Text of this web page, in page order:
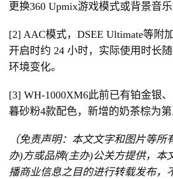
更换360 Upmix游戏模式或背景音乐
[2] AAC模式，DSEE Ultimate等附
开启时约 24 小时，实际使用时长
环境变化。
[3] WH-1000XM6此前已有铂金银、
暮砂粉4款配色，新增的奶茶棕为第
（免责声明：本文文字和图片等所
办)方或品牌(主办)公关方提供，本
播商业信息之目的进行转载发布，